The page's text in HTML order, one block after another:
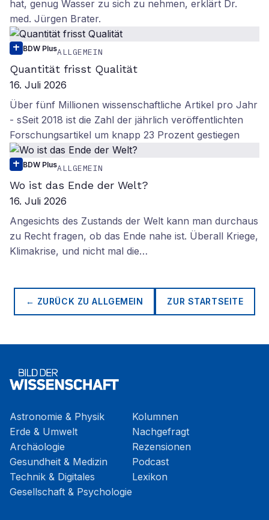
hat, genug Wasser zu sich zu nehmen, erklärt Dr.
med. Jürgen Brater.
BDW PlusALLGEMEIN
Quantität frisst Qualität
16. Juli 2026
Über fünf Millionen wissenschaftliche Artikel pro Jahr
- sSeit 2018 ist die Zahl der jährlich veröffentlichten
Forschungsartikel um knapp 23 Prozent gestiegen
BDW PlusALLGEMEIN
Wo ist das Ende der Welt?
16. Juli 2026
Angesichts des Zustands der Welt kann man durchaus
zu Recht fragen, ob das Ende nahe ist. Überall Kriege,
Klimakrise, und nicht mal die…
← ZURÜCK ZUALLGEMEIN ZUR STARTSEITE
Astronomie & Physik
Erde & Umwelt
Archäologie
Gesundheit & Medizin
Technik & Digitales
Gesellschaft & Psychologie
Kolumnen
Nachgefragt
Rezensionen
Podcast
Lexikon